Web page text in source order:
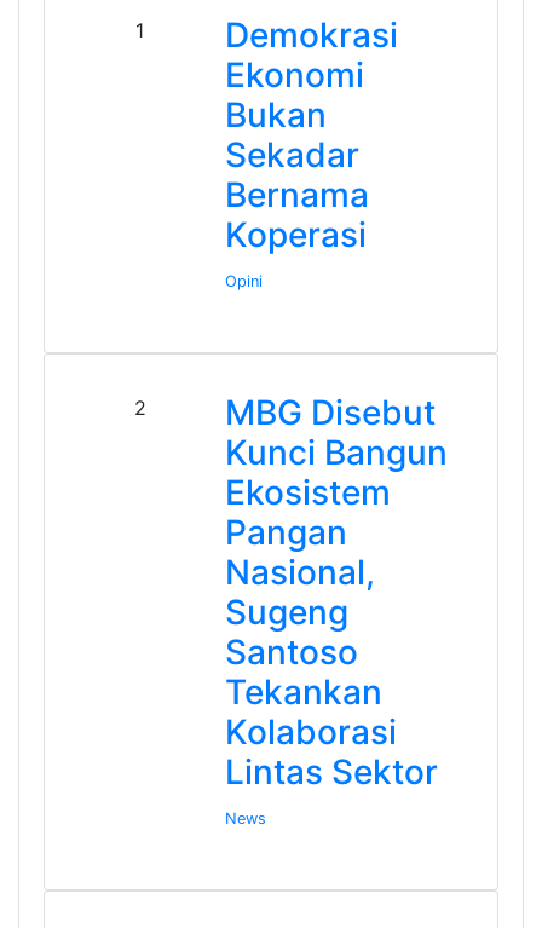
1
Demokrasi
Ekonomi
Bukan
Sekadar
Bernama
Koperasi
Opini
2
MBG Disebut
Kunci Bangun
Ekosistem
Pangan
Nasional,
Sugeng
Santoso
Tekankan
Kolaborasi
Lintas Sektor
News